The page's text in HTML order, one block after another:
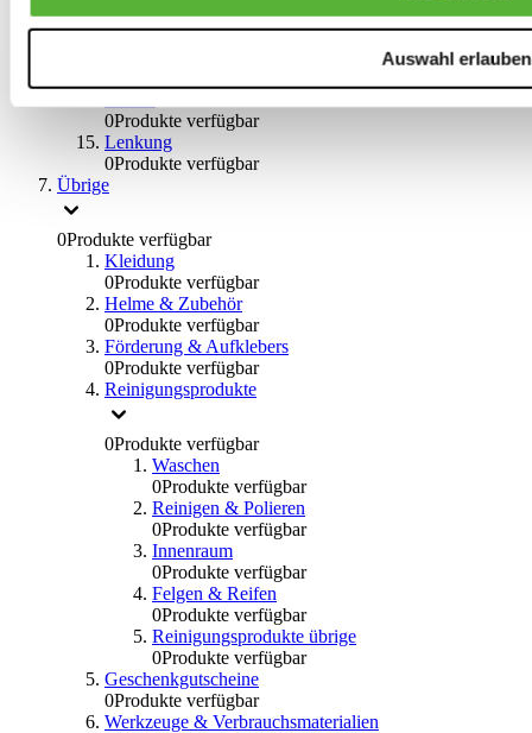
Auswahl erlauben
Handbremsen
0Produkte verfügbar
0Produkte verfügbar
Lenkung
0Produkte verfügbar
Übrige
0Produkte verfügbar
Kleidung
0Produkte verfügbar
Helme & Zubehör
0Produkte verfügbar
Förderung & Aufklebers
0Produkte verfügbar
Reinigungsprodukte
0Produkte verfügbar
Waschen
0Produkte verfügbar
Reinigen & Polieren
0Produkte verfügbar
Innenraum
0Produkte verfügbar
Felgen & Reifen
0Produkte verfügbar
Reinigungsprodukte übrige
0Produkte verfügbar
Geschenkgutscheine
0Produkte verfügbar
Werkzeuge & Verbrauchsmaterialien